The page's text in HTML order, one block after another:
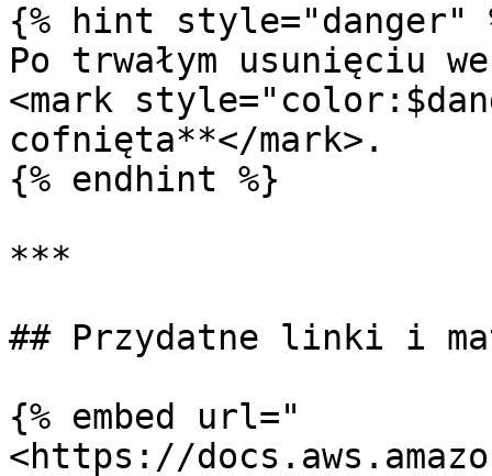
{% hint style="danger"
Po trwałym usunięciu
<mark
cofnięta**</mark>.
{% endhint %}
***
## Przydatne linki i
{% embed url="
<https://